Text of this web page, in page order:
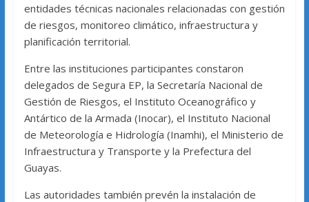
entidades técnicas nacionales relacionadas con gestión
de riesgos, monitoreo climático, infraestructura y
planificación territorial.
Entre las instituciones participantes constaron
delegados de Segura EP, la Secretaría Nacional de
Gestión de Riesgos, el Instituto Oceanográfico y
Antártico de la Armada (Inocar), el Instituto Nacional
de Meteorología e Hidrología (Inamhi), el Ministerio de
Infraestructura y Transporte y la Prefectura del
Guayas.
Las autoridades también prevén la instalación de